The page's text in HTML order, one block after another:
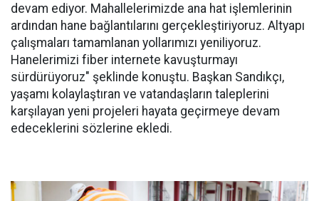
devam ediyor. Mahallelerimizde ana hat işlemlerinin
ardından hane bağlantılarını gerçekleştiriyoruz. Altyapı
çalışmaları tamamlanan yollarımızı yeniliyoruz.
Hanelerimizi fiber internete kavuşturmayı
sürdürüyoruz" şeklinde konuştu. Başkan Sandıkçı,
yaşamı kolaylaştıran ve vatandaşların taleplerini
karşılayan yeni projeleri hayata geçirmeye devam
edeceklerini sözlerine ekledi.